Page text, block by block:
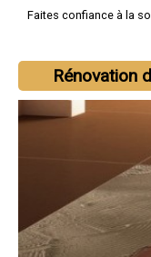
Faites confiance à la
Rénovation